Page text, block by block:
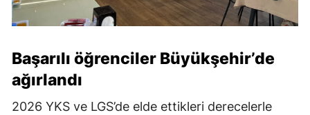
Başarılı öğrenciler Büyükşehir’de
ağırlandı
2026 YKS ve LGS’de elde ettikleri derecelerle